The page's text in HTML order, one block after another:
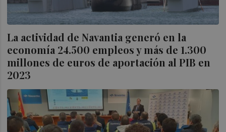
La actividad de Navantia generó en la
economía 24.500 empleos y más de 1.300
millones de euros de aportación al PIB en
2023